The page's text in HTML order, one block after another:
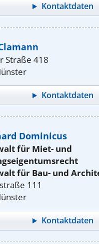
Kontaktdaten
Straße 418
Kontaktdaten
Dominicus
für Miet- und
für Bau- und
111
Kontaktdaten